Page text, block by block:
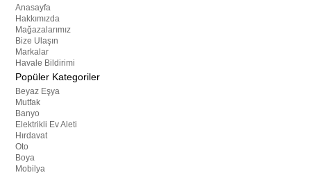
Anasayfa
Hakkımızda
Mağazalarımız
Bize Ulaşın
Markalar
Havale Bildirimi
Popüler Kategoriler
Beyaz Eşya
Mutfak
Banyo
Elektrikli Ev Aleti
Hırdavat
Oto
Boya
Mobilya